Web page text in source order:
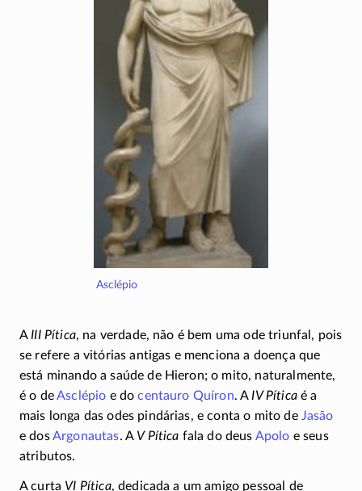
Asclépio
A III Pítica, na verdade, não é bem uma ode triunfal, pois
se refere a vitórias antigas e menciona a doença que
está minando a saúde de Hieron; o mito, naturalmente,
é o deAsclépio e docentauro Quíron. A IV Píticaé a
mais longa das odes pindárias, e conta o mito de Jasão
e dosArgonautas. A V Pítica fala do deus Apolo e seus
atributos.
A curta VI Pítica, dedicada a um amigo pessoal de